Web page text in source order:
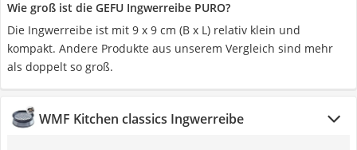
Wie groß ist die GEFU Ingwerreibe PURO?
Die Ingwerreibe ist mit 9 x 9 cm (B x L) relativ klein und
kompakt. Andere Produkte aus unserem Vergleich sind mehr
als doppelt so groß.
WMF Kitchen classics Ingwerreibe